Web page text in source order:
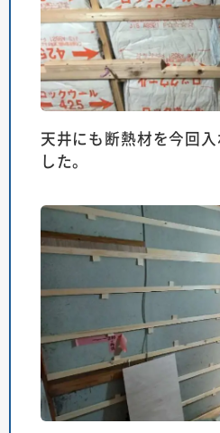
天井にも断熱材を今回
した。